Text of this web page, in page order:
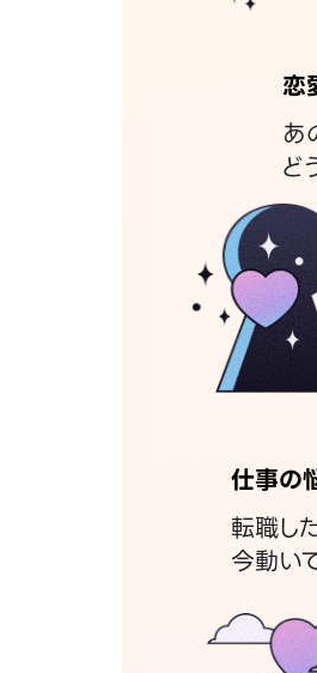
恋
あ
ど
仕事の
転職し
今動い